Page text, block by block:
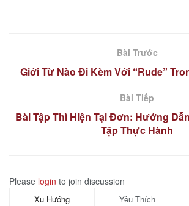
Bài Trước
Giới Từ Nào Đi Kèm Với “Rude”
Bài Tiếp
Bài Tập Thì Hiện Tại Đơn: Hướng
Tập Thực Hành
Please login to join discussion
Xu Hướng Yêu Thích